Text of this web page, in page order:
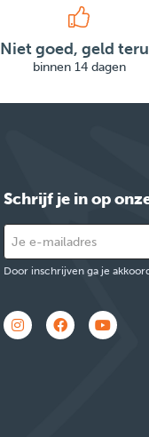
Niet goed, geld
binnen 14 dagen
Schrijf je in op
Door inschrijven ga je